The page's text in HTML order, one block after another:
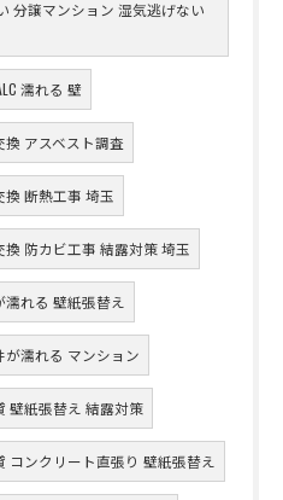
分譲マンション 湿気逃げない
濡れる 壁
アスベスト調査
換 断熱工事 埼玉
換 防カビ工事 結露対策 埼玉
濡れる 壁紙張替え
が濡れる マンション
壁紙張替え 結露対策
コンクリート直張り 壁紙張替え